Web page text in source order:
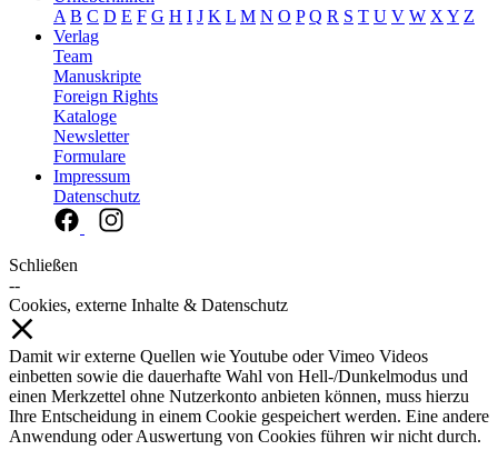
A B C D E F G H I J K L M N O P Q R S T U V W X Y Z
Verlag
Team
Manuskripte
Foreign Rights
Kataloge
Newsletter
Formulare
Impressum
Datenschutz
Schließen
--
Cookies, externe Inhalte & Datenschutz
Damit wir externe Quellen wie Youtube oder Vimeo Videos
einbetten sowie die dauerhafte Wahl von Hell-/Dunkelmodus und
einen Merkzettel ohne Nutzerkonto anbieten können, muss hierzu
Ihre Entscheidung in einem Cookie gespeichert werden. Eine andere
Anwendung oder Auswertung von Cookies führen wir nicht durch.